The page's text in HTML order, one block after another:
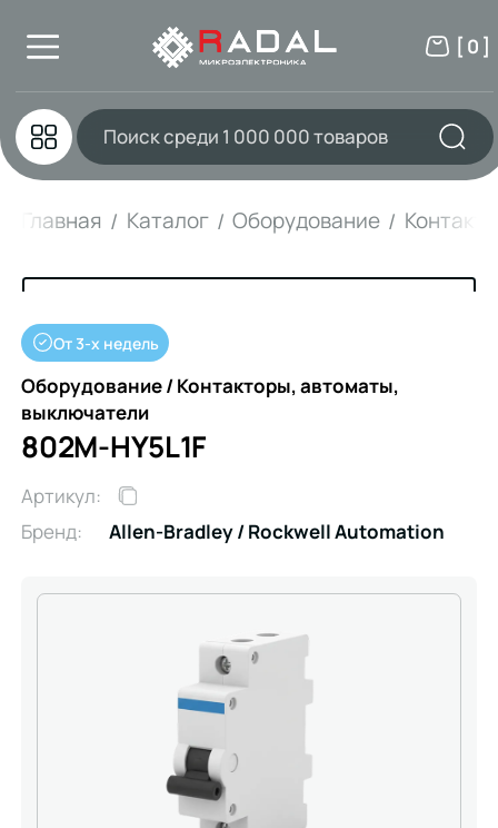
[ 0 ]
Главная Каталог Оборудование
От 3-х недель
Оборудование / Контакторы, автоматы,
выключатели
802M-HY5L1F
Артикул:
Бренд:
Allen-Bradley / Rockwell Automation